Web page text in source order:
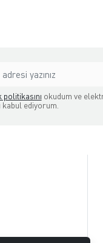
okudum ve
kabul ediyorum.